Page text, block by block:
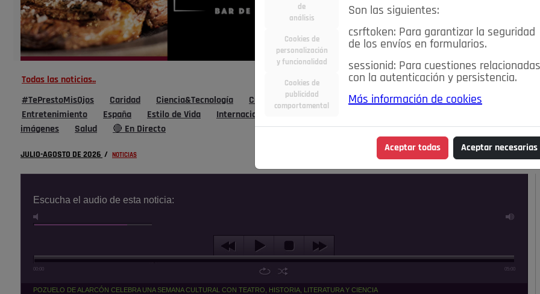
Todas las noticias..
#TePrestoMisOjos Caridad Ciencia&Tecnología Cultura Deportes Economía
Educación
Entretenimiento
España Estilo de Vida Internacional
imágenes
Salud 🔴 En Directo
JULIO-AGOSTO DE 2026 / NOTICIAS
Escucha el audio de esta noticia:
00:00 05:00
POZUELO DE ALARCÓN CELEBRA UNA SEMANA CULTURAL CON TEATRO, HISTORIA, LITERATURA Y CIENCIA
de
análisis
Cookies de
personalización
y funcionalidad
Cookies de
publicidad
comportamental
Son las siguientes:
csrftoken: Para garantizar la seguridad
de los envíos en formularios.
sessionid: Para cuestiones relacionadas
con la autenticación y persistencia.
Más información de cookies
Aceptar todas Aceptar necesarias